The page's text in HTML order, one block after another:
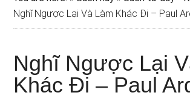
Nghĩ Ngược Lại Và Làm Khác Đi – Paul
Nghĩ Ngược Lại
Khác Đi – Paul